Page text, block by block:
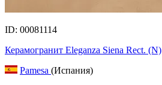
ID: 00081114
Керамогранит Eleganza Siena Rect. (N)
Pamesa (Испания)